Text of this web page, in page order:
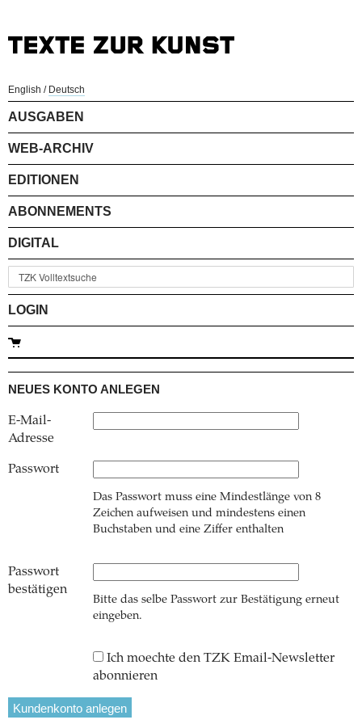
English / Deutsch
AUSGABEN
WEB-ARCHIV
EDITIONEN
ABONNEMENTS
DIGITAL
LOGIN
NEUES KONTO ANLEGEN
E-Mail-
Adresse
Passwort
Das Passwort muss eine Mindestlänge von 8
Zeichen aufweisen und mindestens einen
Buchstaben und eine Ziffer enthalten
Passwort
bestätigen
Bitte das selbe Passwort zur Bestätigung erneut
eingeben.
Ich moechte den TZK Email-Newsletter
abonnieren